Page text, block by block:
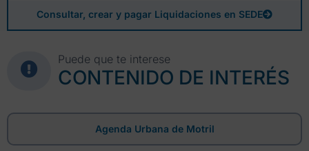
Consultar, crear y pagar Liquidaciones en SEDE
Puede que te interese
CONTENIDO DE INTERÉS
Agenda Urbana de Motril